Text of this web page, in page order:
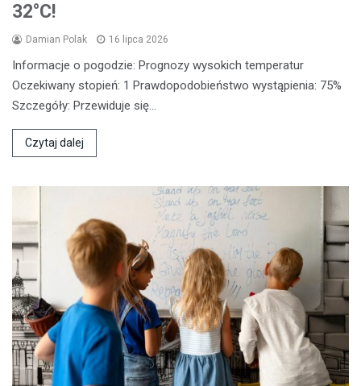
32°C!
Damian Polak 16 lipca 2026
Informacje o pogodzie: Prognozy wysokich temperatur
Oczekiwany stopień: 1 Prawdopodobieństwo wystąpienia: 75%
Szczegóły: Przewiduje się…
Czytaj dalej